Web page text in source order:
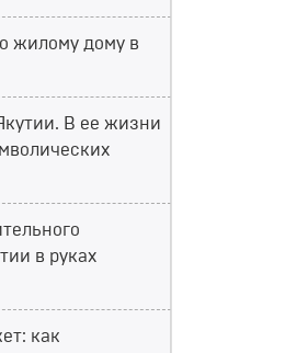
жилому дому в
В ее жизни
в руках
как